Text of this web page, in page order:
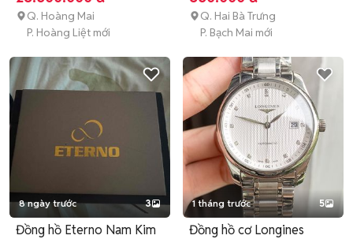
Q. Hoàng Mai
P. Hoàng Liệt mới
Q. Hai Bà Trưng
P. Bạch Mai mới
8 ngày trước 3
Đồng hồ Eterno Nam Kim
1 tháng trước 5
Đồng hồ cơ Longines